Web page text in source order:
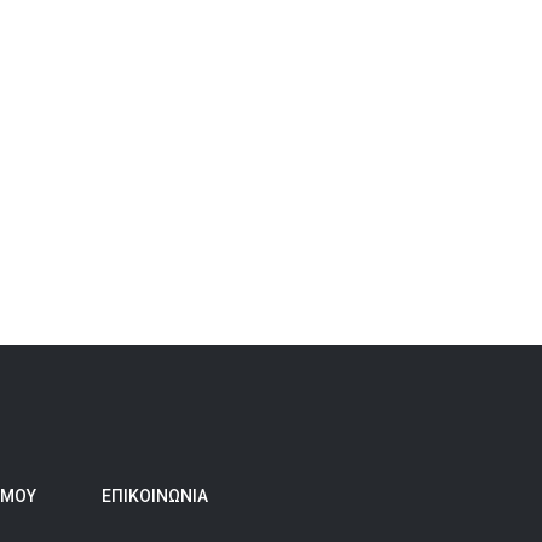
ΜΟΥ ΕΠΙΚΟΙΝΩΝΊΑ